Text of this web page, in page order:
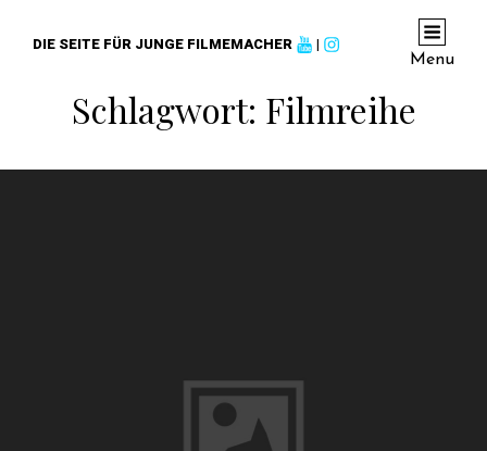
DIE SEITE FÜR JUNGE FILMEMACHER |
Menu
Schlagwort: Filmreihe